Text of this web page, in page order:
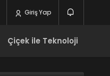
Giriş Yap
Çiçek ile Teknoloji